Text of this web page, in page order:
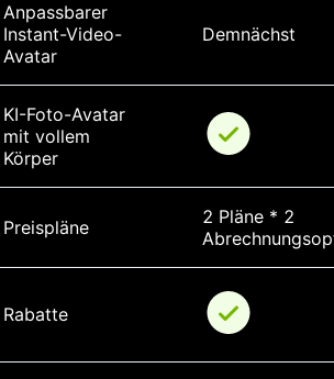
Anpassbarer
Instant-Video-
Avatar
Demnächst
KI-Foto-Avatar
mit vollem
Körper
Preispläne
2 Pläne * 2
Rabatte